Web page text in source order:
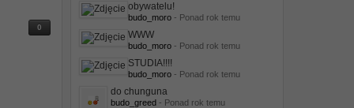
0
obywatelu!
budo_moro- Ponad rok temu
WWW
budo_moro- Ponad rok temu
STUDIA!!!!
budo_moro- Ponad rok temu
do chunguna
budo_greed - Ponad rok temu